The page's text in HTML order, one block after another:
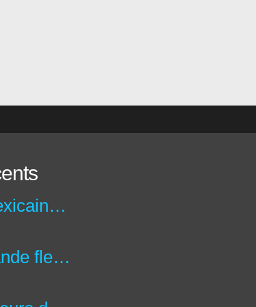
Isodonte mexicaine - isodontia mexicana
Abélie à grande fleurs - abelia x grandiflora